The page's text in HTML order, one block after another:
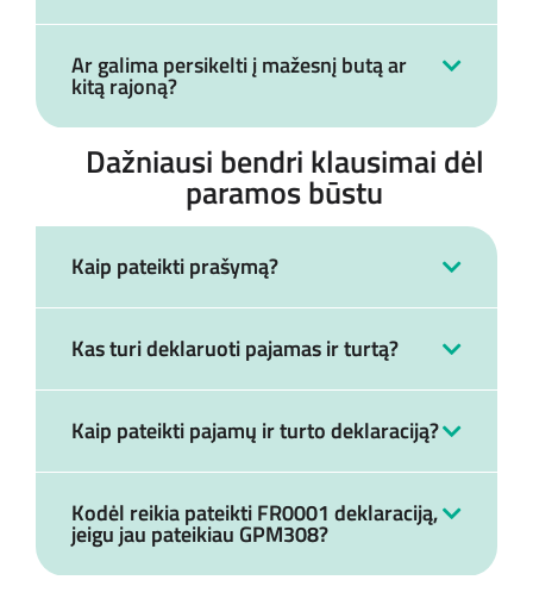
Ar galima persikelti į mažesnį butą ar
kitą rajoną?
Dažniausi bendri klausimai dėl
paramos būstu
Kaip pateikti prašymą?
Kas turi deklaruoti pajamas ir turtą?
Kaip pateikti pajamų ir turto deklaraciją?
Kodėl reikia pateikti FR0001 deklaraciją,
jeigu jau pateikiau GPM308?